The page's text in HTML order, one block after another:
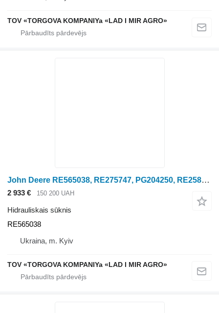
TOV «TORGOVA KOMPANIYa «LAD I MIR AGRO»
John Deere RE565038, RE275747, PG204250, RE258467 John D hidrauliskais sūknis paredzēts John Deere graudu kombaina
2 933 € 150 200 UAH
Hidrauliskais sūknis
RE565038
Ukraina, m. Kyiv
TOV «TORGOVA KOMPANIYa «LAD I MIR AGRO»